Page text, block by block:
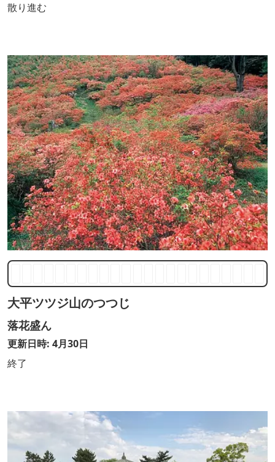
散り進む
大平ツツジ山のつつじ
落花盛ん
更新日時: 4月30日
終了